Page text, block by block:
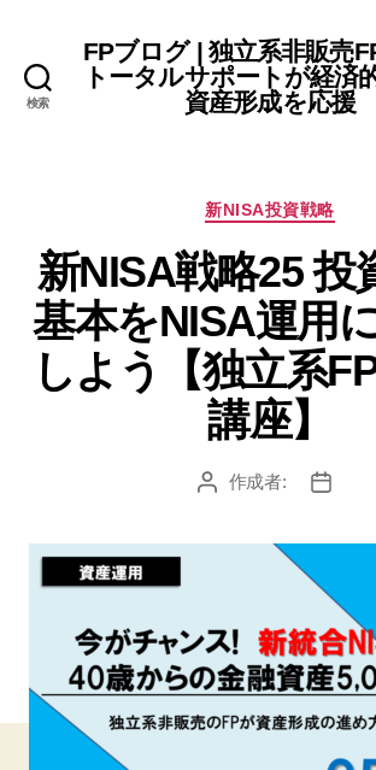
検索
FPブログ | 独立系非販売
トータルサポートが経済
資産形成を応援
カ
ゴ
リ
ー
新NISA投資戦略
新NISA戦略25 投
基本をNISA運用
しよう【独立系
講座】
投 作成者:
投